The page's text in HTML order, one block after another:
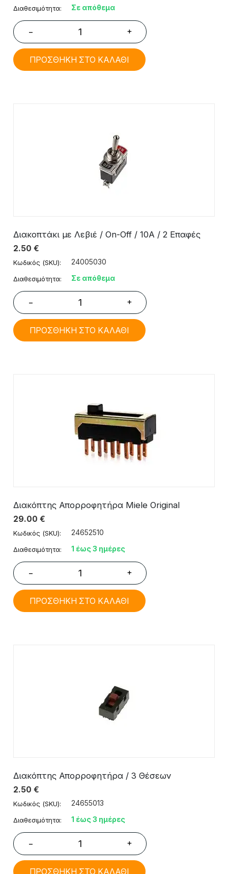
Διαθεσιμότητα: Σε απόθεμα
− +
ΠΡΟΣΘΗΚΗ ΣΤΟ ΚΑΛΑΘΙ
Διακοπτάκι με Λεβιέ / On-Off / 10A / 2 Επαφές
2.50 €
Κωδικός (SKU): 24005030
Διαθεσιμότητα: Σε απόθεμα
− +
ΠΡΟΣΘΗΚΗ ΣΤΟ ΚΑΛΑΘΙ
Διακόπτης Απορροφητήρα Miele Original
29.00 €
Κωδικός (SKU): 24652510
Διαθεσιμότητα: 1 έως 3 ημέρες
− +
ΠΡΟΣΘΗΚΗ ΣΤΟ ΚΑΛΑΘΙ
Διακόπτης Απορροφητήρα / 3 Θέσεων
2.50 €
Κωδικός (SKU): 24655013
Διαθεσιμότητα: 1 έως 3 ημέρες
− +
ΠΡΟΣΘΗΚΗ ΣΤΟ ΚΑΛΑΘΙ